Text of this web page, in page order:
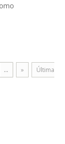
... »
Última